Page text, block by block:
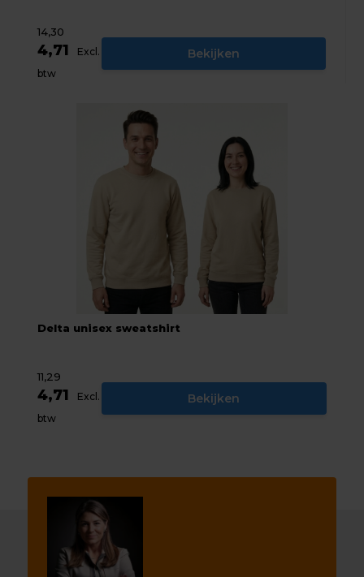
14,30
4,71
Excl.
btw
Bekijken
Delta unisex sweatshirt
11,29
4,71
Excl.
btw
Bekijken